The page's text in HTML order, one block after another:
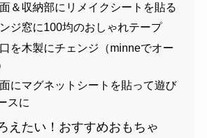
＆収納部にリメイクシートを貼る
ジ窓に100均のおしゃれテープ
を木製にチェンジ（minneでオー
にマグネットシートを貼って遊び
スに
えたい！おすすめおもちゃ